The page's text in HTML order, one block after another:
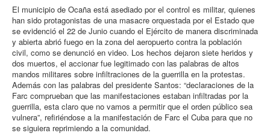
El municipio de Ocaña está asediado por el control es militar, quienes
han sido protagonistas de una masacre orquestada por el Estado que
se evidenció el 22 de Junio cuando el Ejército de manera discriminada
y abierta abrió fuego en la zona del aeropuerto contra la población
civil, como se denunció en video. Los hechos dejaron siete heridos y
dos muertos, el accionar fue legitimado con las palabras de altos
mandos militares sobre infiltraciones de la guerrilla en la protestas.
Además con las palabras del presidente Santos: “declaraciones de la
Farc comprueban que las manifestaciones estaban infiltradas por la
guerrilla, esta claro que no vamos a permitir que el orden público sea
vulnera”, refiriéndose a la manifestación de Farc el Cuba para que no
se siguiera reprimiendo a la comunidad.